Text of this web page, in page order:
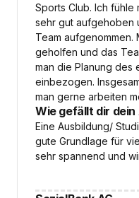
Sports Club. Ich fühle
sehr gut aufgehoben
Team aufgenommen.
geholfen und das
man die Planung des
einbezogen.
man gerne arbeiten
Wie gefällt dir
Eine Ausbildung/
gute Grundlage für
sehr spannend und